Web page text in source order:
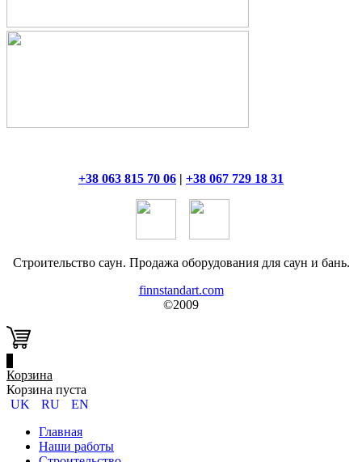
+38 063 815 70 06 | +38 067 729 18 31
Строительство саун. Продажа оборудования для саун и бань.
finnstandart.com
©2009
Корзина
Корзина пуста
UK
RU
EN
Главная
Наши работы